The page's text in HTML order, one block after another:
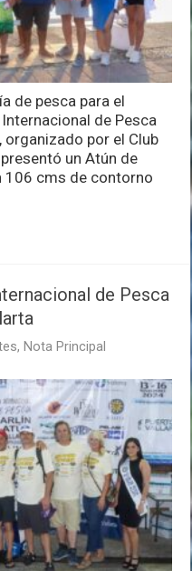
de pesca para el
de Pesca
organizado por el Club
un Atún de
106 cms de contorno
de Pesca
, Nota Principal